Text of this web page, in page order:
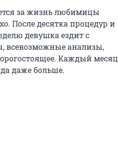
за жизнь любимицы
После десятка процедур и
девушка ездит с
всевозможные анализы,
Каждый месяц
даже больше.